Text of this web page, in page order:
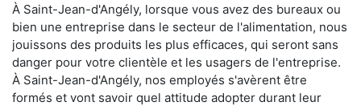
À Saint-Jean-d'Angély, lorsque vous avez des bureaux ou
bien une entreprise dans le secteur de l'alimentation, nous
jouissons des produits les plus efficaces, qui seront sans
danger pour votre clientèle et les usagers de l'entreprise.
À Saint-Jean-d'Angély, nos employés s'avèrent être
formés et vont savoir quel attitude adopter durant leur